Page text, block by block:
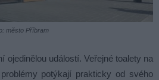
město Příbram
ojedinělou událostí. Veřejné toalety na
potýkají prakticky od svého